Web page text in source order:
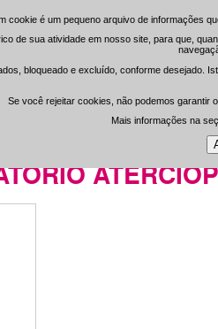
cookie é um pequeno arquivo de informações
de sua atividade em nosso site, para que,
bloqueado e excluído, conforme desejado.
Se você rejeitar cookies, não podemos garantir
Mais informações na
cookie é um pequeno arquivo de informações
de sua atividade em nosso site, para que,
bloqueado e excluído, conforme desejado.
Se você rejeitar cookies, não podemos garantir
Mais informações na
Open Clean
Registrar -Área de